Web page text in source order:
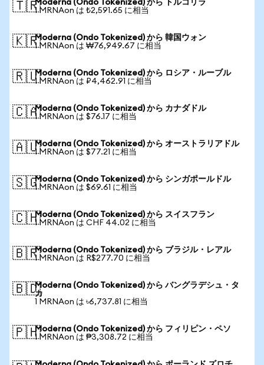
🇹🇷Moderna (Ondo Tokenized) から トルコリラ
1 MRNAon は ₺2,591.65 に相当
🇰🇷Moderna (Ondo Tokenized) から 韓国ウォン
1 MRNAon は ₩76,949.67 に相当
🇷🇺Moderna (Ondo Tokenized) から ロシア・ルーブル
1 MRNAon は ₽4,462.91 に相当
🇨🇦Moderna (Ondo Tokenized) から カナダドル
1 MRNAon は $76.17 に相当
🇦🇺Moderna (Ondo Tokenized) から オーストラリアドル
1 MRNAon は $77.21 に相当
🇸🇬Moderna (Ondo Tokenized) から シンガポールドル
1 MRNAon は $69.61 に相当
🇨🇭Moderna (Ondo Tokenized) から スイスフラン
1 MRNAon は CHF 44.02 に相当
🇧🇷Moderna (Ondo Tokenized) から ブラジル・レアル
1 MRNAon は R$277.70 に相当
🇧🇩Moderna (Ondo Tokenized) から バングラデシュ・タ
カ
1 MRNAon は ৳6,737.81 に相当
🇵🇭Moderna (Ondo Tokenized) から フィリピン・ペソ
1 MRNAon は ₱3,308.72 に相当